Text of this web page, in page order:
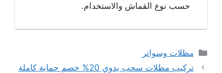
حسب نوع القماش والاستخدام.
التصنيفات
مظلات وسواتر
تصفّح
تركيب مظلات سحب يدوي 20% خصم حماية كاملة